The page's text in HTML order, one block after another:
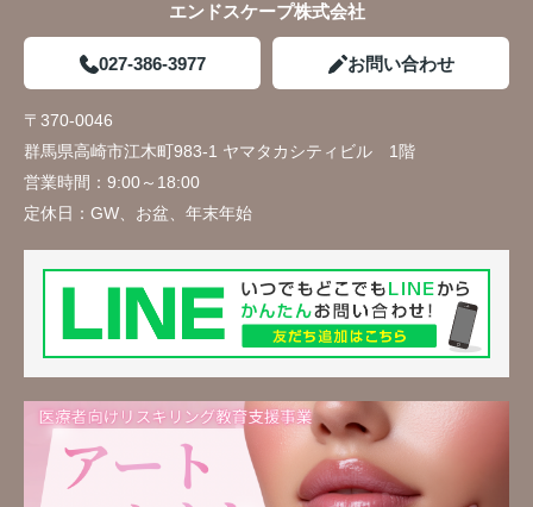
エンドスケープ株式会社
027-386-3977 お問い合わせ
〒370-0046
群馬県高崎市江木町983-1 ヤマタカシティビル 1階
営業時間： 9:00～18:00
定休日： GW、お盆、年末年始